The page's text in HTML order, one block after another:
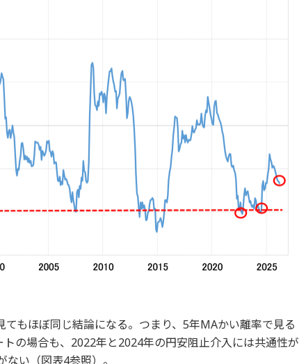
もほぼ同じ結論になる。つまり、5年MAかい離率で見る
の場合も、2022年と2024年の円安阻止介入には共通性が
い（図表4参照）。